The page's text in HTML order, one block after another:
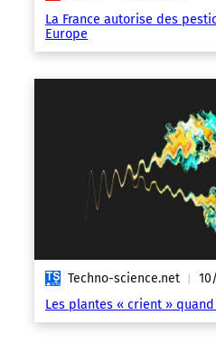
La France autorise des
Europe
Techno-science.net |
Les plantes « crient »